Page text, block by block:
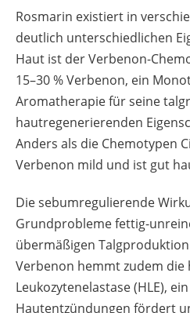
Rosmarin existiert in
deutlich unterschiedlichen
Haut ist der Verbenon-
15–30 % Verbenon, ein
Aromatherapie für seine
hautregenerierenden
Anders als die Chemotypen
Verbenon mild und ist gut
Die sebumregulierende
Grundprobleme fettig-
übermäßigen
Verbenon hemmt zudem die
Leukozytenelastase (HLE),
Hautentzündungen fördert